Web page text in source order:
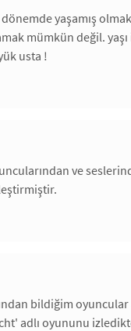
yaşamış
mümkün değil. yaşı
usta !
ve
bildiğim
adlı oyununu